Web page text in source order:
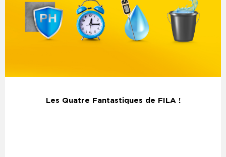
Les Quatre Fantastiques de FILA !